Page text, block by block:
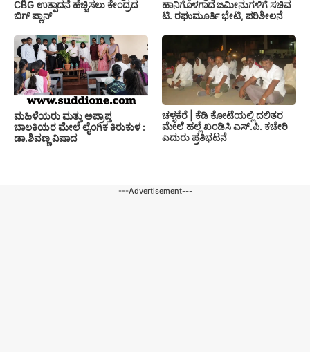
CBG ಉತ್ಪಾದನೆ ಹೆಚ್ಚಿಸಲು ಕೇಂದ್ರದ
ಬಿಗ್ ಪ್ಲಾನ್
ಹಾನಿಗೊಳಗಾದ ಜಮೀನುಗಳಿಗೆ ಸಚಿವ
ಟಿ. ರಘುಮೂರ್ತಿ ಭೇಟಿ, ಪರಿಶೀಲನೆ
ಮಹಿಳೆಯರು ಮತ್ತು ಅಪ್ರಾಪ್ತ
ಬಾಲಕಿಯರ ಮೇಲೆ ಲೈಂಗಿಕ ಕಿರುಕುಳ :
ಡಾ.ಶಿವಣ್ಣ ವಿಷಾದ
ಚಳ್ಳಕೆರೆ | ಕೆಡಿ ಕೋಟೆಯಲ್ಲಿ ದಲಿತರ
ಮೇಲೆ ಹಲ್ಲೆ ಖಂಡಿಸಿ ಎಸ್.ಪಿ. ಕಚೇರಿ
ಎದುರು ಪ್ರತಿಭಟನೆ
---Advertisement---